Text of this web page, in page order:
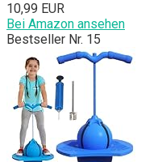
10,99 EUR
Bei Amazon ansehen
Bestseller Nr. 15